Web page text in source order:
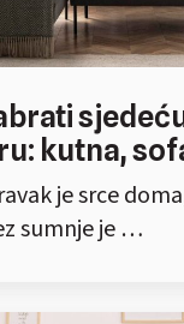
kutna,
je srce
sumnje je …